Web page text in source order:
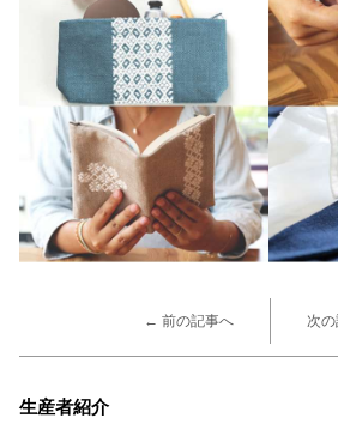
← 前の記事へ 次
生産者紹介